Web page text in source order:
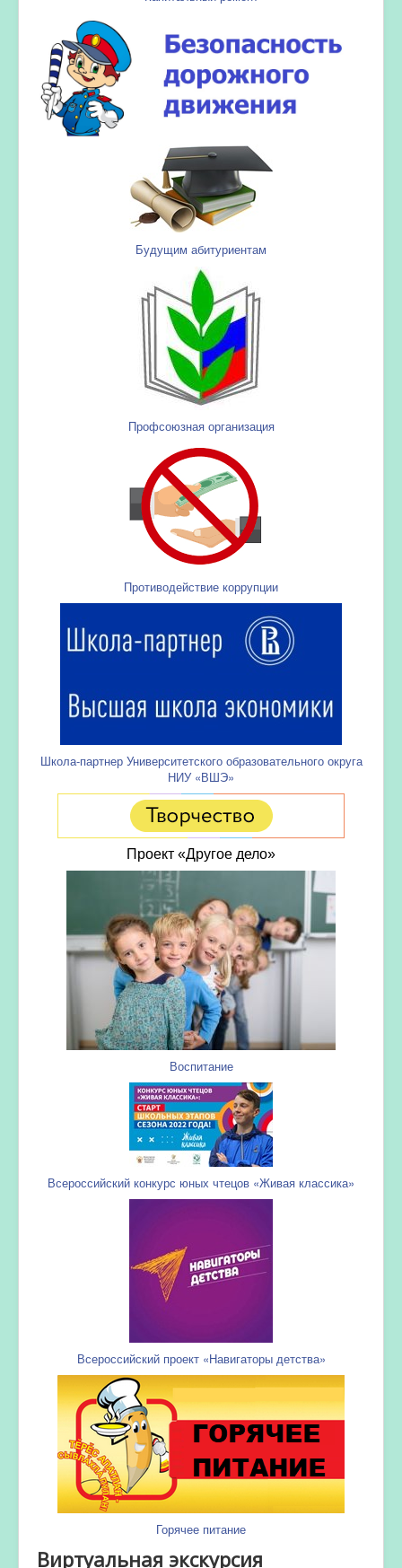
Будущим абитуриентам
Профсоюзная организация
Противодействие коррупции
Школа-партнер Университетского образовательного округа
НИУ «ВШЭ»
Проект «Другое дело»
Воспитание
Всероссийский конкурс юных чтецов «Живая классика»
Всероссийский проект «Навигаторы детства»
Горячее питание
Виртуальная экскурсия